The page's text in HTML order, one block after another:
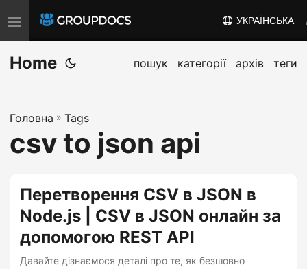
T
o
g
e
n
a
УКРАЇНСЬКА
Home пошук категорії архів теги
Головна » Tags
csv to json api
Перетворення CSV в JSON в
Node.js | CSV в JSON онлайн за
допомогою REST API
Давайте дізнаємося деталі про те, як безшовно